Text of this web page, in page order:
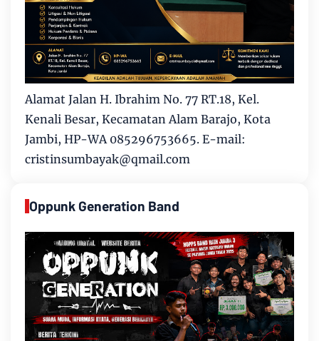
Alamat Jalan H. Ibrahim No. 77 RT.18, Kel.
Kenali Besar, Kecamatan Alam Barajo, Kota
Jambi, HP-WA 085296753665. E-mail:
cristinsumbayak@qmail.com
Oppunk Generation Band